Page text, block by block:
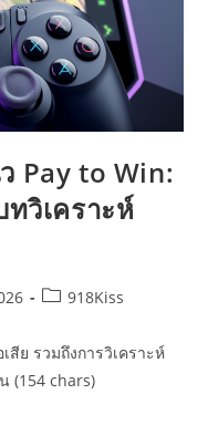
Pay to Win:
วิเคราะห์
Post918Kiss
สีย รวมถึงการวิเคราะห์
(154 chars)